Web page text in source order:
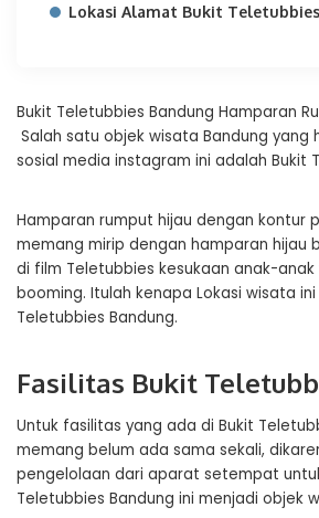
Lokasi Alamat Bukit
Bukit Teletubbies Bandung Hamparan
Salah satu objek wisata Bandung yang
sosial media instagram ini adalah Bukit
Hamparan rumput hijau dengan kontur
memang mirip dengan hamparan hijau
di film Teletubbies kesukaan anak-
booming. Itulah kenapa Lokasi wisata
Teletubbies Bandung.
Fasilitas Bukit
Untuk fasilitas yang ada di Bukit
memang belum ada sama sekali,
pengelolaan dari aparat setempat
Teletubbies Bandung ini menjadi objek